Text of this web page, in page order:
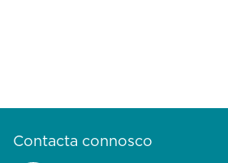
Contacta connosco